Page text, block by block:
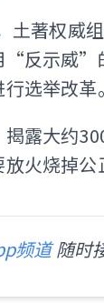
土著权威
“反示威”
选举改革。
露大约
火烧掉公
频道随时